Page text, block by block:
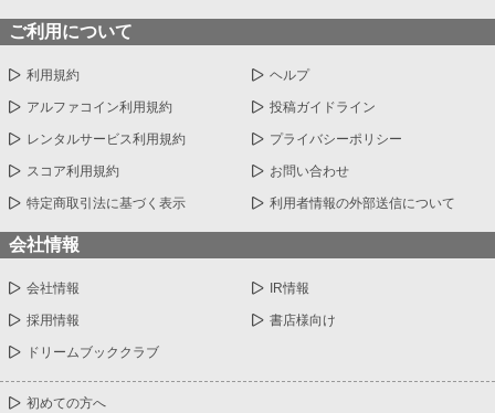
ご利用について
利用規約 ヘルプ
アルファコイン利用規約 投稿ガイドライン
レンタルサービス利用規約 プライバシーポリシー
スコア利用規約 お問い合わせ
特定商取引法に基づく表示 利用者情報の外部送信について
会社情報
会社情報 IR情報
採用情報 書店様向け
ドリームブッククラブ
初めての方へ